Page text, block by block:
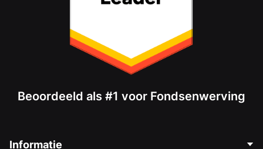
Beoordeeld als #1 voor Fondsenwerving
Informatie